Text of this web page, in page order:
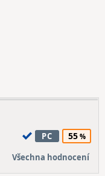
PC 55
Všechna hodnocení